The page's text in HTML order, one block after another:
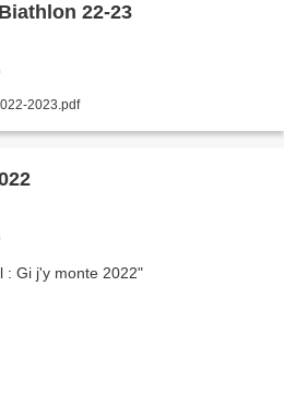
22-23
Biathlon 2022-2023.pdf